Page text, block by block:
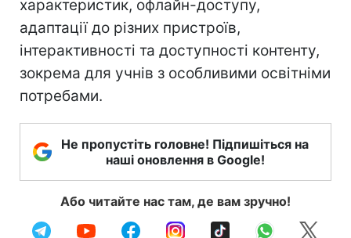
характеристик, офлайн-доступу,
адаптації до різних пристроїв,
інтерактивності та доступності контенту,
зокрема для учнів з особливими освітніми
потребами.
Не пропустіть головне! Підпишіться на
наші оновлення в Google!
Або читайте нас там, де вам зручно!